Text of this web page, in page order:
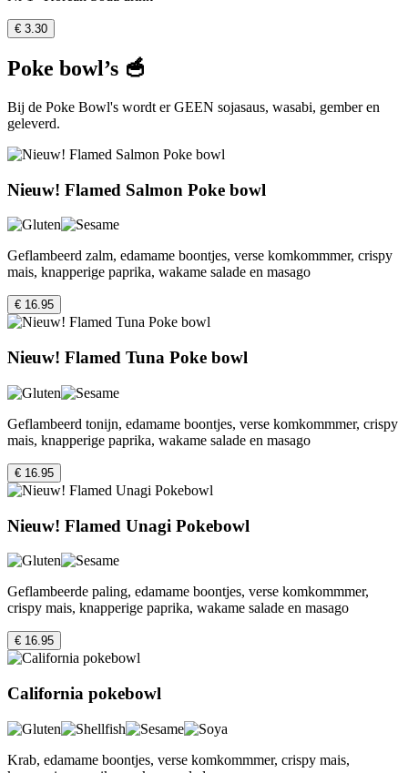
€ 3.30
Poke bowl’s 🥣
Bij de Poke Bowl's wordt er GEEN sojasaus, wasabi, gember en
geleverd.
Nieuw! Flamed Salmon Poke bowl
Geflambeerd zalm, edamame boontjes, verse komkommmer, crispy
mais, knapperige paprika, wakame salade en masago
€ 16.95
Nieuw! Flamed Tuna Poke bowl
Geflambeerd tonijn, edamame boontjes, verse komkommmer, crispy
mais, knapperige paprika, wakame salade en masago
€ 16.95
Nieuw! Flamed Unagi Pokebowl
Geflambeerde paling, edamame boontjes, verse komkommmer,
crispy mais, knapperige paprika, wakame salade en masago
€ 16.95
California pokebowl
Krab, edamame boontjes, verse komkommmer, crispy mais,